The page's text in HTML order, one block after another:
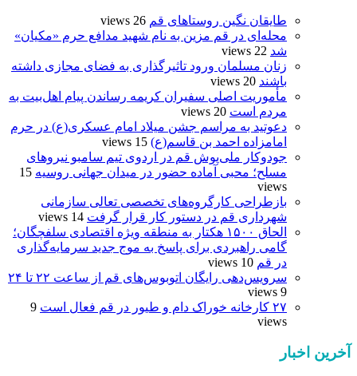
طایقان نگین روستاهای قم 26 views
محله‌ای در قم مزین به نام شهید مدافع حرم «مکیان»
شد 22 views
زنان مسلمان ورود تاثیرگذاری به فضای مجازی داشته
باشند 20 views
مأموریت اصلی سفیران کریمه رساندن پیام اهل‌بیت به
مردم است 20 views
دعوتید به مراسم جشن میلاد امام عسکری(ع) در حرم
امامزاده احمد بن قاسم(ع) 15 views
جودوکار ملی‌پوش قم در اردوی تیم سامبو نیروهای
مسلح؛ محبی آماده حضور در میدان جهانی روسیه 15
views
بازطراحی کارگروه‌های تخصصی تعالی سازمانی
شهرداری قم در دستور کار قرار گرفت 14 views
الحاق ۱۵۰۰ هکتار به منطقه ویژه اقتصادی سلفچگان؛
گامی راهبردی برای پاسخ به موج جدید سرمایه‌گذاری
در قم 10 views
سرویس‌دهی رایگان اتوبوس‌های قم از ساعت ۲۲ تا ۲۴
9 views
۲۷ کارخانه خوراک دام و طیور در قم فعال است
9
views
آخرین اخبار